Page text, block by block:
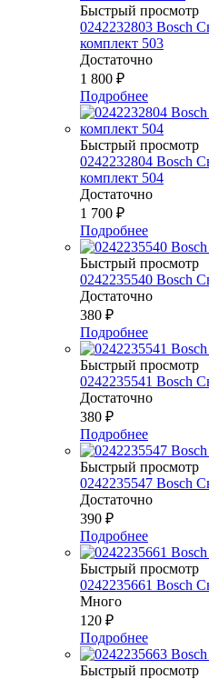
Быстрый просмотр
0242232803 Bosch
комплект 503
Достаточно
1 800 ₽
Подробнее
Быстрый просмотр
0242232804 Bosch
комплект 504
Достаточно
1 700 ₽
Подробнее
Быстрый просмотр
0242235540 Bosch
Достаточно
380 ₽
Подробнее
Быстрый просмотр
0242235541 Bosch
Достаточно
380 ₽
Подробнее
Быстрый просмотр
0242235547 Bosch
Достаточно
390 ₽
Подробнее
Быстрый просмотр
0242235661 Bosch
Много
120 ₽
Подробнее
Быстрый просмотр